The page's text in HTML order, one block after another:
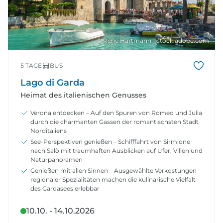
© Rene Hartmann - stock.adobe.com
5 TAGE BUS
Lago di Garda
Heimat des italienischen Genusses
Verona entdecken – Auf den Spuren von Romeo und Julia
durch die charmanten Gassen der romantischsten Stadt
Norditaliens
See-Perspektiven genießen – Schifffahrt von Sirmione
nach Salò mit traumhaften Ausblicken auf Ufer, Villen und
Naturpanoramen
Genießen mit allen Sinnen – Ausgewählte Verkostungen
regionaler Spezialitäten machen die kulinarische Vielfalt
des Gardasees erlebbar
10.10. - 14.10.2026